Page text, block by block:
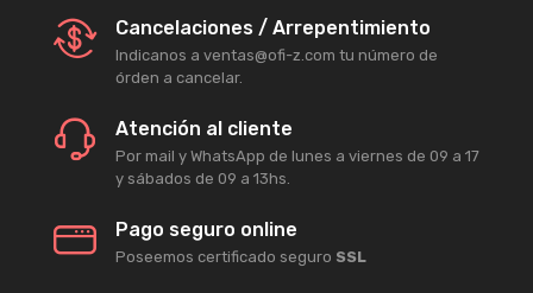
Cancelaciones / Arrepentimiento
Indicanos a ventas@ofi-z.com tu número de
órden a cancelar.
Atención al cliente
Por mail y WhatsApp de lunes a viernes de 09 a 17
y sábados de 09 a 13hs.
Pago seguro online
Poseemos certificado seguro SSL